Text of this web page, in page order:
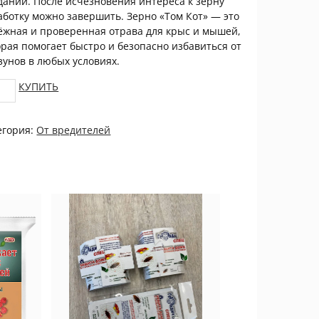
можно завершить. Зерно «Том Кот» — это
и проверенная отрава для крыс и мышей,
помогает быстро и безопасно избавиться от
в любых условиях.
КУПИТЬ
От вредителей